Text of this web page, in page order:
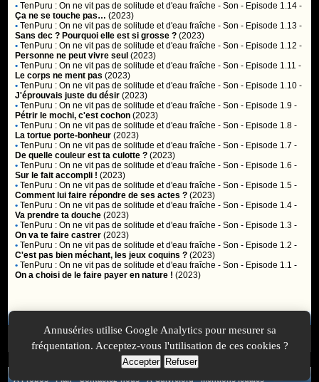
• TenPuru : On ne vit pas de solitude et d'eau fraîche - Son - Episode 1.14 -
Ça ne se touche pas… (2023)
• TenPuru : On ne vit pas de solitude et d'eau fraîche - Son - Episode 1.13 -
Sans dec ? Pourquoi elle est si grosse ? (2023)
• TenPuru : On ne vit pas de solitude et d'eau fraîche - Son - Episode 1.12 -
Personne ne peut vivre seul (2023)
• TenPuru : On ne vit pas de solitude et d'eau fraîche - Son - Episode 1.11 -
Le corps ne ment pas (2023)
• TenPuru : On ne vit pas de solitude et d'eau fraîche - Son - Episode 1.10 -
J'éprouvais juste du désir (2023)
• TenPuru : On ne vit pas de solitude et d'eau fraîche - Son - Episode 1.9 -
Pétrir le mochi, c'est cochon (2023)
• TenPuru : On ne vit pas de solitude et d'eau fraîche - Son - Episode 1.8 -
La tortue porte-bonheur (2023)
• TenPuru : On ne vit pas de solitude et d'eau fraîche - Son - Episode 1.7 -
De quelle couleur est ta culotte ? (2023)
• TenPuru : On ne vit pas de solitude et d'eau fraîche - Son - Episode 1.6 -
Sur le fait accompli ! (2023)
• TenPuru : On ne vit pas de solitude et d'eau fraîche - Son - Episode 1.5 -
Comment lui faire répondre de ses actes ? (2023)
• TenPuru : On ne vit pas de solitude et d'eau fraîche - Son - Episode 1.4 -
Va prendre ta douche (2023)
• TenPuru : On ne vit pas de solitude et d'eau fraîche - Son - Episode 1.3 -
On va te faire castrer (2023)
• TenPuru : On ne vit pas de solitude et d'eau fraîche - Son - Episode 1.2 -
C'est pas bien méchant, les jeux coquins ? (2023)
• TenPuru : On ne vit pas de solitude et d'eau fraîche - Son - Episode 1.1 -
On a choisi de le faire payer en nature ! (2023)
Vous ne pouvez pas accéder aux fonctionnalités réservées aux
membres car vous n'êtes pasinscritouidentifié.
A Propos-Plan-Contactez-nous-A-Suivre.org-Mentions légales-
Annuséries utilise Google Analytics pour mesurer sa
fréquentation. Acceptez-vous l'utilisation de ces cookies ?
Accepter Refuser